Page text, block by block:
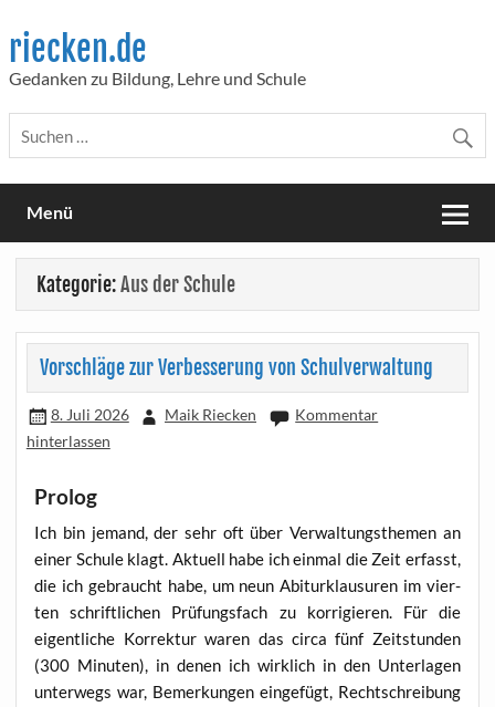
content
riecken.de
Gedanken zu Bildung, Lehre und Schule
Menü
Kategorie:Aus der Schule
Vorschläge zur Verbesserung von Schulverwaltung
8. Juli 2026 Maik Riecken
Kommentar
hinterlassen
Prolog
Ich bin jemand, der sehr oft über Ver­wal­tungs­the­men an
einer Schu­le klagt. Aktu­ell habe ich ein­mal die Zeit erfasst,
die ich gebraucht habe, um neun Abitur­klau­su­ren im vier­
ten schrift­li­chen Prü­fungs­fach zu kor­ri­gie­ren. Für die
eigent­li­che Kor­rek­tur waren das cir­ca fünf Zeit­stun­den
(300 Minu­ten), in denen ich wirk­lich in den Unter­la­gen
unter­wegs war, Bemer­kun­gen ein­ge­fügt, Recht­schrei­bung